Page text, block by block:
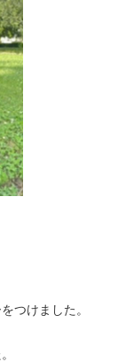
つけました。